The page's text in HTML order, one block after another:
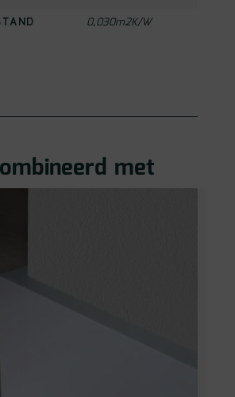
0,030m2K/W
met